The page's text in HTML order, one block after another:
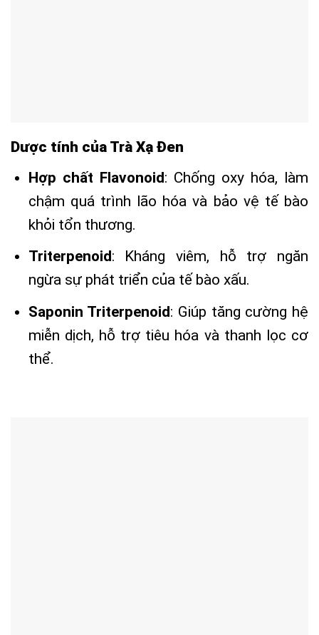
Dược tính của Trà Xạ Đen
Hợp chất Flavonoid: Chống oxy hóa, làm
chậm quá trình lão hóa và bảo vệ tế bào
khỏi tổn thương.
Triterpenoid: Kháng viêm, hỗ trợ ngăn
ngừa sự phát triển của tế bào xấu.
Saponin Triterpenoid: Giúp tăng cường hệ
miễn dịch, hỗ trợ tiêu hóa và thanh lọc cơ
thể.